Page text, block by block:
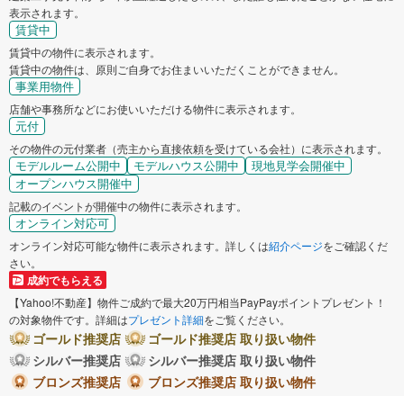
表示されます。
賃貸中
賃貸中の物件に表示されます。
賃貸中の物件は、原則ご自身でお住まいいただくことができません。
事業用物件
店舗や事務所などにお使いいただける物件に表示されます。
元付
その物件の元付業者（売主から直接依頼を受けている会社）に表示されます。
モデルルーム公開中 モデルハウス公開中
現地見学会開催中
オープンハウス開催中
記載のイベントが開催中の物件に表示されます。
オンライン対応可
オンライン対応可能な物件に表示されます。詳しくは紹介ページをご確認くだ
さい。
成約でもらえる
【Yahoo!不動産】物件ご成約で最大20万円相当PayPayポイントプレゼント！
の対象物件です。詳細はプレゼント詳細をご覧ください。
ゴールド推奨店
ゴールド推奨店 取り扱い物件
シルバー推奨店
シルバー推奨店 取り扱い物件
ブロンズ推奨店
ブロンズ推奨店 取り扱い物件